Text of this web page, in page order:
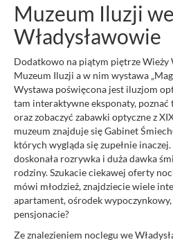
Muzeum Iluzji we
Władysławowie
Dodatkowo na piątym piętrze Wieży
Muzeum Iluzji a w nim wystawa
Wystawa poświęcona jest iluzjom
tam interaktywne eksponaty,
oraz zobaczyć zabawki optyczne z
muzeum znajduje się Gabinet
których wygląda się zupełnie
doskonała rozrywka i duża dawka
rodziny. Szukacie ciekawej oferty
mówi młodzież, znajdziecie wiele
apartament, ośrodek
pensjonacie?
Ze znalezieniem noclegu we